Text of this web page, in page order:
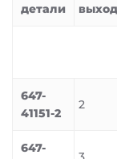
детали
647-
41151-2
2
647-